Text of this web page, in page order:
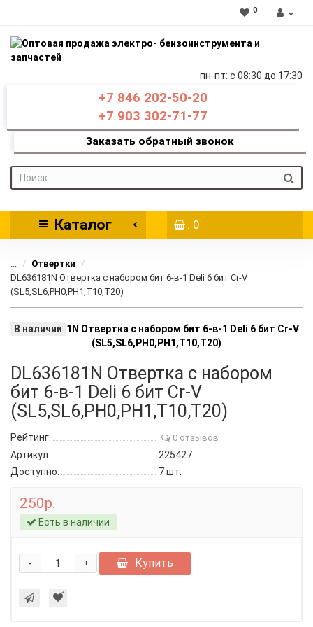
0
пн-пт: c 08:30 до 17:30
+7 846 202-50-20
+7 903 302-71-77
Заказать обратный звонок
Каталог : 0
...
Отвертки
DL636181N Отвертка с набором бит 6-в-1 Deli 6 бит Cr-V
(SL5,SL6,PH0,PH1,T10,T20)
В наличии
DL636181N Отвертка с набором
бит 6-в-1 Deli 6 бит Cr-V
(SL5,SL6,PH0,PH1,T10,T20)
Рейтинг: 0 отзывов
Артикул:
225427
Доступно:
7шт.
250р.
Есть в наличии
+
- Купить